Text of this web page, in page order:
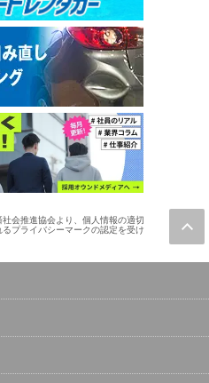
会推進協会より、個人情報の適切
プライバシーマークの認定を受け